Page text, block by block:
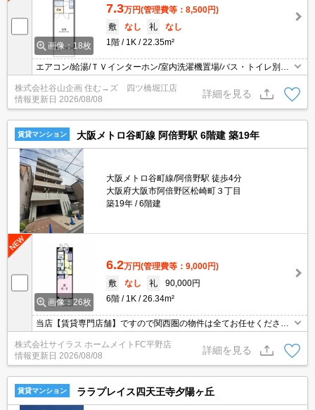
画像：18枚
7.3万円(管理費等：8,500円)
敷
なし 礼
なし
1階
1K 22.35m²
エアコン/給湯/ＴＶインターホン/室内洗濯機置場/バス・トイレ別で
設備が揃った嬉しいお部屋です。1Kタイプ 22.35m2の使いやすい物
件です。大阪環状線 寺田町駅徒歩5分 お問い合わせは株式会社谷山
企画まで。
株式会社谷山企画 住む→ズ 四ツ橋堀江店
情報更新日 2026/08/08
詳細を見る
賃貸マンション 大阪メトロ谷町線 阿倍野駅 6階建 築19年
大阪メトロ谷町線/阿倍野駅 徒歩4分
大阪府大阪市阿倍野区松崎町３丁目
築19年
6階建
画像：26枚
6.2万円(管理費等：9,000円)
敷
なし 礼
90,000円
6階
1K 26.34m²
当店【賃貸専門店舗】ですので関西圏の物件は全てお任せくださ
い！どこにある物件でも当店までお気軽にお問い合わせくださいま
せ♪初期費用がご心配な方はクレジット決済が可能ですので安心して
お部屋探し頂けます。
株式会社サイラス ホームメイトFC平野店
情報更新日 2026/08/08
詳細を見る
賃貸マンション ララプレイス四天王寺夕陽ヶ丘